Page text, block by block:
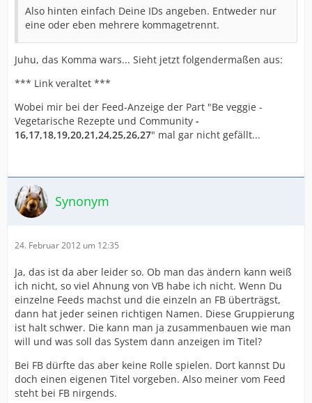
Also hinten einfach Deine IDs angeben. Entweder nur
eine oder eben mehrere kommagetrennt.
Juhu, das Komma wars... Sieht jetzt folgendermaßen aus:
*** Link veraltet ***
Wobei mir bei der Feed-Anzeige der Part "Be veggie -
Vegetarische Rezepte und Community -
16,17,18,19,20,21,24,25,26,27" mal gar nicht gefällt...
Synonym
24. Februar 2012 um 12:35
Ja, das ist da aber leider so. Ob man das ändern kann weiß
ich nicht, so viel Ahnung von VB habe ich nicht. Wenn Du
einzelne Feeds machst und die einzeln an FB überträgst,
dann hat jeder seinen richtigen Namen. Diese Gruppierung
ist halt schwer. Die kann man ja zusammenbauen wie man
will und was soll das System dann anzeigen im Titel?
Bei FB dürfte das aber keine Rolle spielen. Dort kannst Du
doch einen eigenen Titel vorgeben. Also meiner vom Feed
steht bei FB nirgends.